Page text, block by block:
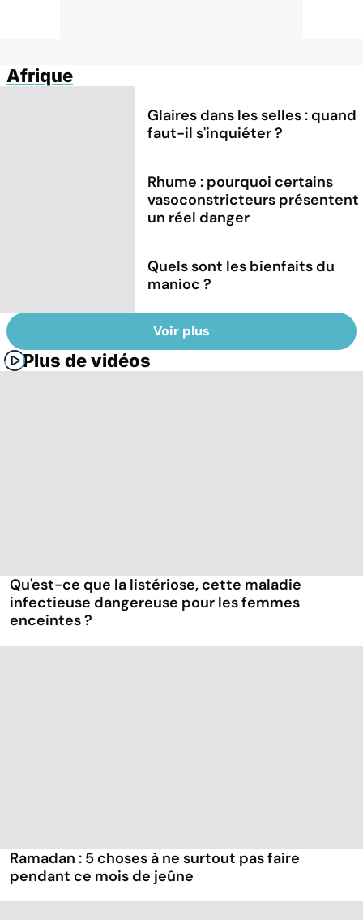
Afrique
Glaires dans les selles : quand
faut-il s'inquiéter ?
Rhume : pourquoi certains
vasoconstricteurs présentent
un réel danger
Quels sont les bienfaits du
manioc ?
Voir plus
Plus de vidéos
Qu'est-ce que la listériose, cette maladie
infectieuse dangereuse pour les femmes
enceintes ?
Ramadan : 5 choses à ne surtout pas faire
pendant ce mois de jeûne